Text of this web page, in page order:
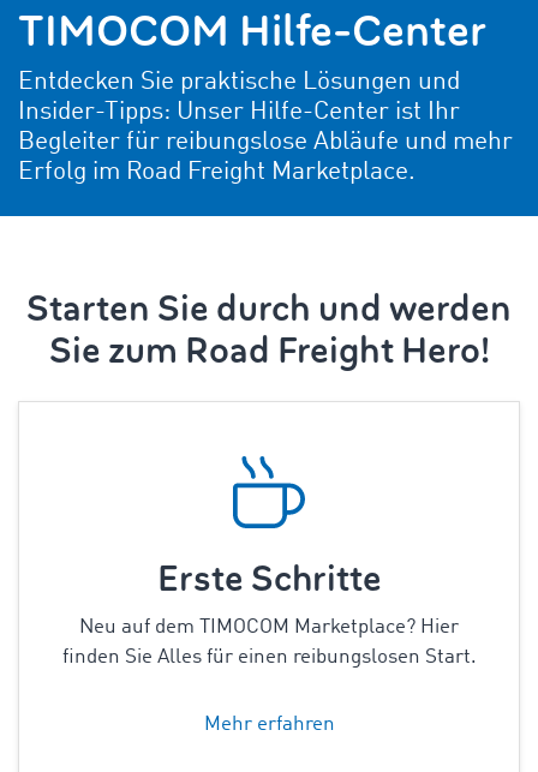
TIMOCOM Hilfe-Center
Entdecken Sie praktische Lösungen und
Insider-Tipps: Unser Hilfe-Center ist Ihr
Begleiter für reibungslose Abläufe und mehr
Erfolg im Road Freight Marketplace.
Starten Sie durch und werden
Sie zum Road Freight Hero!
Erste Schritte
Neu auf dem TIMOCOM Marketplace? Hier
finden Sie Alles für einen reibungslosen Start.
Mehr erfahren